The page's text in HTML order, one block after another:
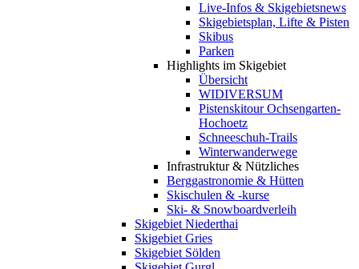
Live-Infos & Skigebietsnews
Skigebietsplan, Lifte & Pisten
Skibus
Parken
Highlights im Skigebiet
Übersicht
WIDIVERSUM
Pistenskitour Ochsengarten-
Hochoetz
Schneeschuh-Trails
Winterwanderwege
Infrastruktur & Nützliches
Berggastronomie & Hütten
Skischulen & -kurse
Ski- & Snowboardverleih
Skigebiet Niederthai
Skigebiet Gries
Skigebiet Sölden